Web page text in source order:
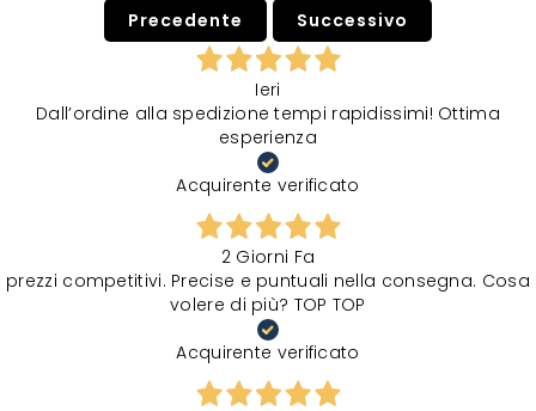
Precedente
Successivo
Ieri
Dall’ordine alla spedizione tempi rapidissimi! Ottima
esperienza
Acquirente verificato
2 Giorni Fa
prezzi competitivi. Precise e puntuali nella consegna. Cosa
volere di più? TOP TOP
Acquirente verificato